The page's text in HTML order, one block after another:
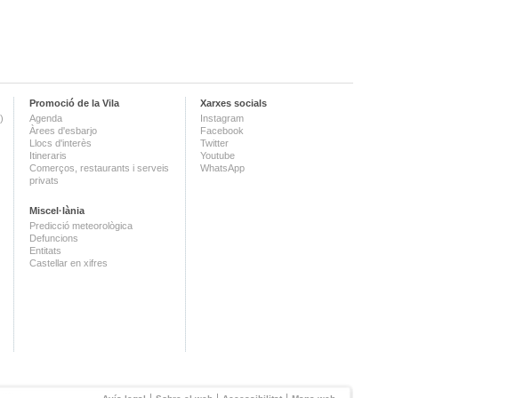
Promoció de la Vila
Agenda
Àrees d'esbarjo
Llocs d'interès
Itineraris
Comerços, restaurants i serveis
privats
Miscel·lània
Predicció meteorològica
Defuncions
Entitats
Castellar en xifres
Xarxes socials
Instagram
Facebook
Twitter
Youtube
WhatsApp